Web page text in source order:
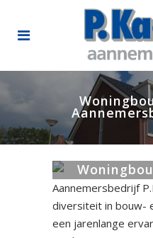
Aannemersbedrijf
diversiteit in bouw-
een jarenlange